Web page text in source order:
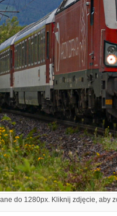
do 1280px. Kliknij zdjęcie, aby